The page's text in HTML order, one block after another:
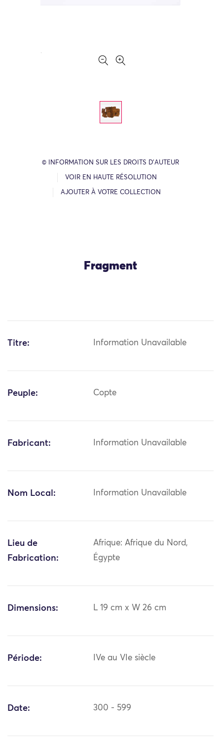
© INFORMATION SUR LES DROITS D’AUTEUR
VOIR EN HAUTE RÉSOLUTION
AJOUTER À VOTRE COLLECTION
Fragment
Titre: Information Unavailable
Peuple: Copte
Fabricant: Information Unavailable
Nom Local: Information Unavailable
Lieu de
Fabrication:
Afrique: Afrique du Nord,
Égypte
Dimensions: L 19 cm x W 26 cm
Période: IVe au VIe siècle
Date: 300 - 599